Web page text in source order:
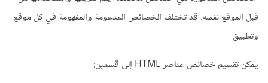
قبل الموقع نفسه. قد تختلف الخصائص المدعومة والمفهومة في كل موقع
وتطبيق
يمكن تقسيم خصائص عناصر HTML إلى قسمين: